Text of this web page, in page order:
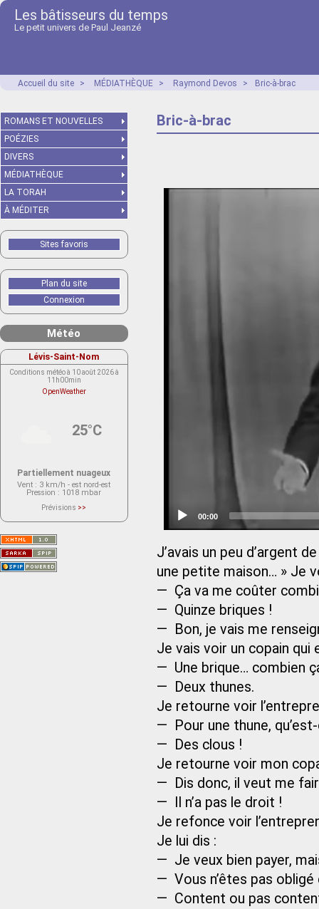
Les bâtisseurs du temps
Le petit univers de Paul Jeanzé
Accueil du site > MÉDIATHÈQUE > Raymond Devos > Bric-à-brac
Bric-à-brac
Current
00:00
J’avais un peu d’argent
une petite maison… » Je
— Ça va me coûter
— Quinze briques !
— Bon, je vais me
Je vais voir un copain qui
— Une brique… combien
— Deux thunes.
Je retourne voir
— Pour une thune,
— Des clous !
Je retourne voir mon
— Dis donc, il veut me
— Il n’a pas le droit !
Je refonce voir
Je lui dis :
— Je veux bien payer,
— Vous n’êtes pas
— Content ou pas
ROMANS ET NOUVELLES
POÉZIES
DIVERS
MÉDIATHÈQUE
LA TORAH
À MÉDITER
Sites favoris
Plan du site
Connexion
Météo
Lévis-Saint-Nom
Conditions météo à 10 août 2026 à
11h00min
OpenWeather
25°C
Partiellement nuageux
Vent : 3 km/h - est nord-est
Pression : 1018 mbar
Prévisions >>
actuellement aucune prévision
Saint-Nom.
Veuillez consulter le message du
service ci-dessous.
(401 - Invalid API key. Please see
https://openweathermap.org/faq#error401